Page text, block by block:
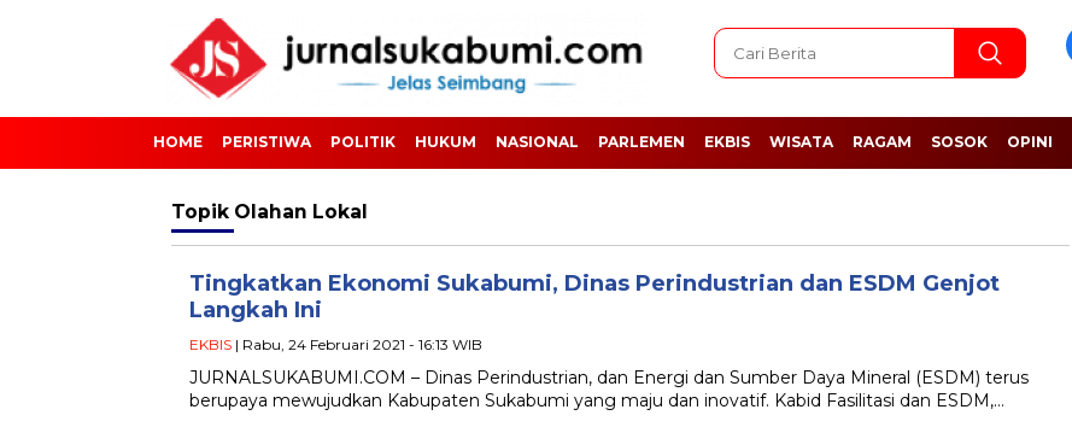
HOME PERISTIWA POLITIK HUKUM NASIONAL PARLEMEN EKBIS WISATA RAGAM SOSOK OPINI
Topik Olahan Lokal
Tingkatkan Ekonomi Sukabumi, Dinas Perindustrian dan ESDM Genjot
Langkah Ini
EKBIS | Rabu, 24 Februari 2021 - 16:13 WIB
JURNALSUKABUMI.COM – Dinas Perindustrian, dan Energi dan Sumber Daya Mineral (ESDM) terus
berupaya mewujudkan Kabupaten Sukabumi yang maju dan inovatif. Kabid Fasilitasi dan ESDM,…